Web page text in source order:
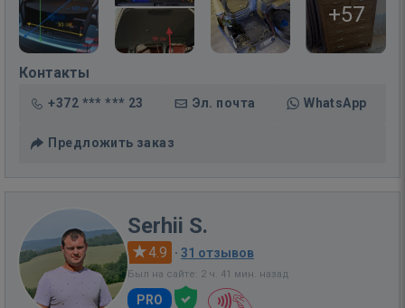
+57
Контакты
+372 *** *** 23 Эл. почта WhatsApp
Предложить заказ
Serhii S.
4.9 · 31 отзывов
Был на сайте: 2 ч. 41 мин. назад
PRO